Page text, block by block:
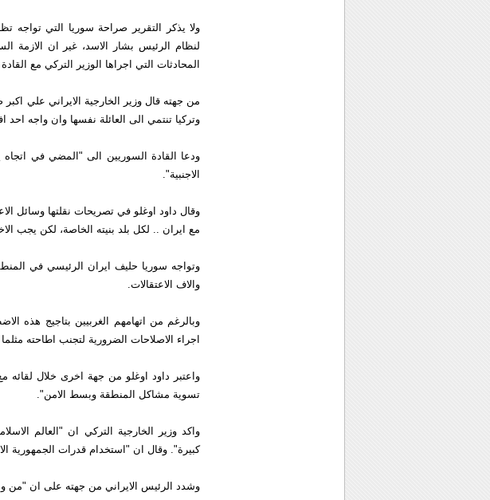
ولا يذكر التقرير صراحة سوريا التي تواجه
لنظام الرئيس بشار الاسد، غير ان الازمة
المحادثات التي اجراها الوزير التركي مع القادة
من جهته قال وزير الخارجية الايراني علي
وتركيا تنتمي الى العائلة نفسها وان واجه احد
ودعا القادة السوريين الى "المضي في
الاجنبية".
وقال داود اوغلو في تصريحات نقلتها وسائل
مع ايران .. لكل بلد بنيته الخاصة، لكن يجب
وتواجه سوريا حليف ايران الرئيسي في
والاف الاعتقالات.
وبالرغم من اتهامهم الغربيين بتاجيج هذه
اجراء الاصلاحات الضرورية لتجنب اطاحته
واعتبر داود اوغلو من جهة اخرى خلال
تسوية مشاكل المنطقة وبسط الامن".
واكد وزير الخارجية التركي ان "العالم
كبيرة". وقال ان "استخدام قدرات الجمهورية
وشدد الرئيس الايراني من جهته على ان "من